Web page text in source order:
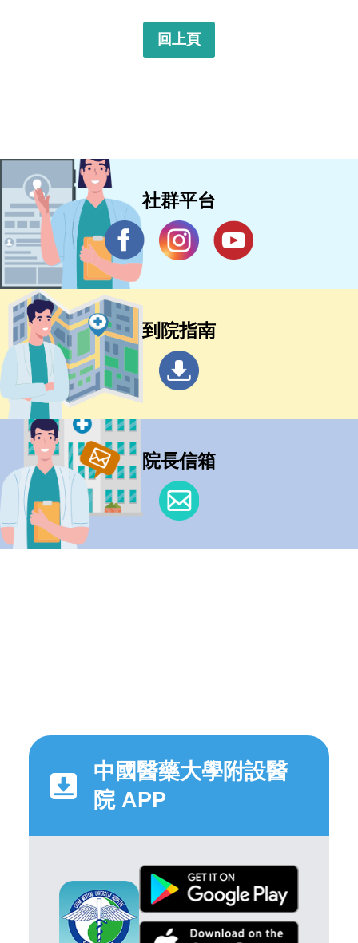
回上頁
社群平台
到院指南
院長信箱
中國醫藥大學附設醫
院 APP